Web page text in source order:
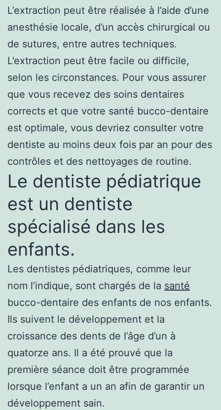
L’extraction peut être réalisée à l’aide d’une
anesthésie locale, d’un accès chirurgical ou
de sutures, entre autres techniques.
L’extraction peut être facile ou difficile,
selon les circonstances. Pour vous assurer
que vous recevez des soins dentaires
corrects et que votre santé bucco-dentaire
est optimale, vous devriez consulter votre
dentiste au moins deux fois par an pour des
contrôles et des nettoyages de routine.
Le dentiste pédiatrique
est un dentiste
spécialisé dans les
enfants.
Les dentistes pédiatriques, comme leur
nom l’indique, sont chargés de la santé
bucco-dentaire des enfants de nos enfants.
Ils suivent le développement et la
croissance des dents de l’âge d’un à
quatorze ans. Il a été prouvé que la
première séance doit être programmée
lorsque l’enfant a un an afin de garantir un
développement sain.